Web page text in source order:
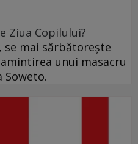
Ziua Copilului?
se mai sărbătoreşte
unui masacru
Soweto.